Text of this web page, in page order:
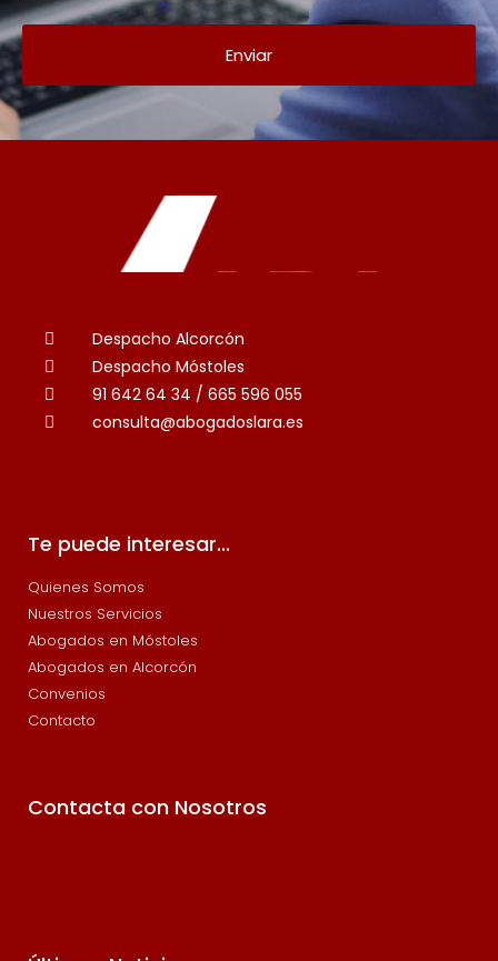
Enviar
Despacho Alcorcón
Despacho Móstoles
91 642 64 34 / 665 596 055
consulta@abogadoslara.es
Te puede interesar...
Quienes Somos
Nuestros Servicios
Abogados en Móstoles
Abogados en Alcorcón
Convenios
Contacto
Contacta con Nosotros